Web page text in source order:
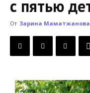
с пятью
От Зарина Маматжанова